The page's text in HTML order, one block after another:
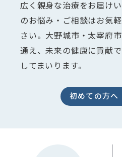
広く親身な治療をお届け
のお悩み・ご相談はお気
さい。大野城市・太宰府
通え、未来の健康に貢献
してまいります。
初めての方へ